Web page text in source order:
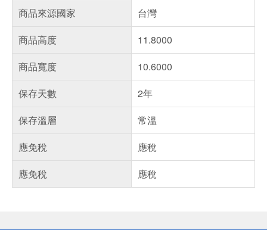
商品來源國家
台灣
商品高度
11.8000
商品寬度
10.6000
保存天數
2年
保存溫層
常溫
應免稅
應稅
應免稅
應稅